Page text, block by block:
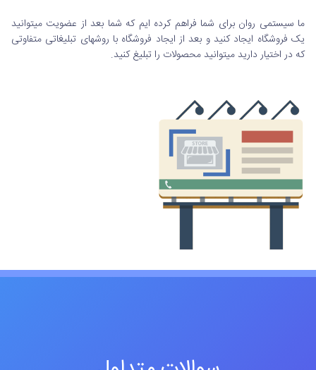
ما سیستمی روان برای شما فراهم کرده ایم که شما بعد از عضویت میتوانید
یک فروشگاه ایجاد کنید و بعد از ایجاد فروشگاه با روشهای تبلیغاتی متفاوتی
که در اختیار دارید میتوانید محصولات را تبلیغ کنید.